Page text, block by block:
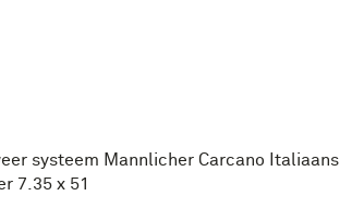
systeem Mannlicher Carcano Italiaans
7.35 x 51